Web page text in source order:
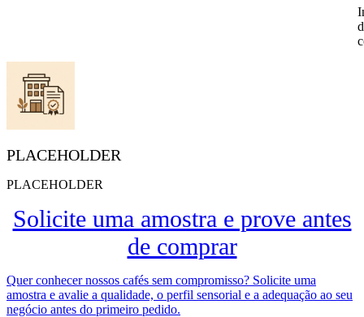
PLACEHOLDER
PLACEHOLDER
Solicite uma amostra e prove antes
de comprar
Quer conhecer nossos cafés sem compromisso? Solicite uma
amostra e avalie a qualidade, o perfil sensorial e a adequação ao seu
negócio antes do primeiro pedido.